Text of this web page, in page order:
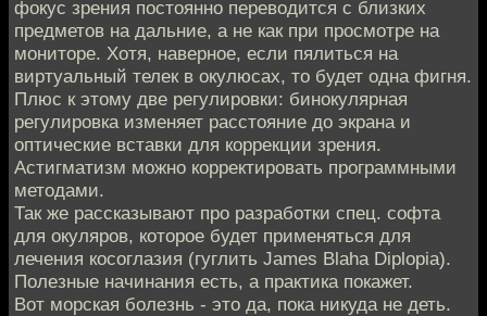
фокус зрения постоянно переводится с близких
предметов на дальние, а не как при просмотре на
мониторе. Хотя, наверное, если пялиться на
виртуальный телек в окулюсах, то будет одна фигня.
Плюс к этому две регулировки: бинокулярная
регулировка изменяет расстояние до экрана и
оптические вставки для коррекции зрения.
Астигматизм можно корректировать программными
методами.
Так же рассказывают про разработки спец. софта
для окуляров, которое будет применяться для
лечения косоглазия (гуглить James Blaha Diplopia).
Полезные начинания есть, а практика покажет.
Вот морская болезнь - это да, пока никуда не деть.